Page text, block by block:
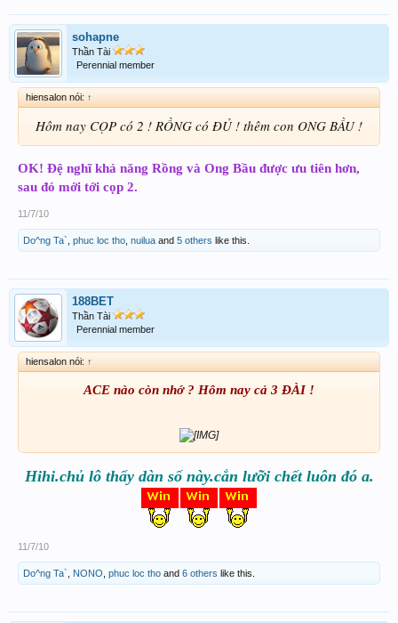
sohapne
Thần Tài
Perennial member
hiensalon nói: ↑
Hôm nay CỌP có 2 ! RỒNG có ĐỦ ! thêm con ONG BẦU !
OK! Đệ nghĩ khả năng Rồng và Ong Bầu được ưu tiên hơn,
sau đó mới tới cọp 2.
11/7/10
Do^ng Ta` phuc loc tho nuilua and 5 others like this.
188BET
Thần Tài
Perennial member
hiensalon nói: ↑
ACE nào còn nhớ ? Hôm nay cả 3 ĐÀI !
Hihi.chủ lô thấy dàn số này.cắn lưỡi chết luôn đó a.
11/7/10
Do^ng Ta` NONO phuc loc tho and 6 others like this.